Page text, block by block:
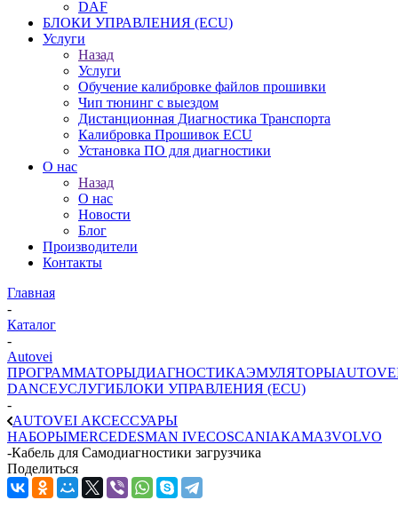
DAF
БЛОКИ УПРАВЛЕНИЯ (ECU)
Услуги
Назад
Услуги
Обучение калибровке файлов прошивки
Чип тюнинг с выездом
Дистанционная Диагностика Транспорта
Калибровка Прошивок ECU
Установка ПО для диагностики
О нас
Назад
О нас
Новости
Блог
Производители
Контакты
Главная
-
Каталог
-
Autovei
ПРОГРАММАТОРЫДИАГНОСТИКАЭМУЛЯТОРЫ
DANCEУСЛУГИБЛОКИ УПРАВЛЕНИЯ (ECU)
-
AUTOVEI АКСЕССУАРЫ
НАБОРЫMERCEDESMAN IVECOSCANIAКАМАЗVOLVO
-Кабель для Самодиагностики загрузчика
Поделиться